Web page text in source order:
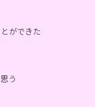
ができた
う